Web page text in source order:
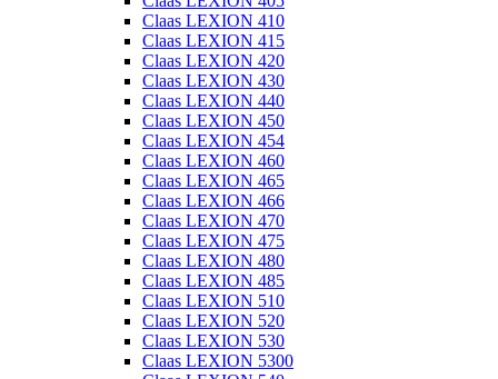
Claas LEXION 410
Claas LEXION 415
Claas LEXION 420
Claas LEXION 430
Claas LEXION 440
Claas LEXION 450
Claas LEXION 454
Claas LEXION 460
Claas LEXION 465
Claas LEXION 466
Claas LEXION 470
Claas LEXION 475
Claas LEXION 480
Claas LEXION 485
Claas LEXION 510
Claas LEXION 520
Claas LEXION 530
Claas LEXION 5300